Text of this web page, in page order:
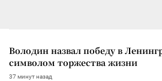
Володин назвал победу в
символом торжества жизни
37 минут назад